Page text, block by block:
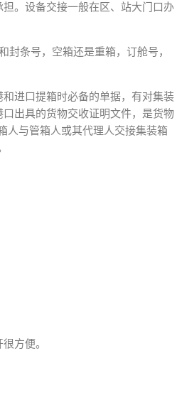
。设备交接一般在区、站大门口办
条号，空箱还是重箱，订舱号，
进口提箱时必备的单据，有对集装
出具的货物交收证明文件，是货物
人与管箱人或其代理人交接集装箱
方便。